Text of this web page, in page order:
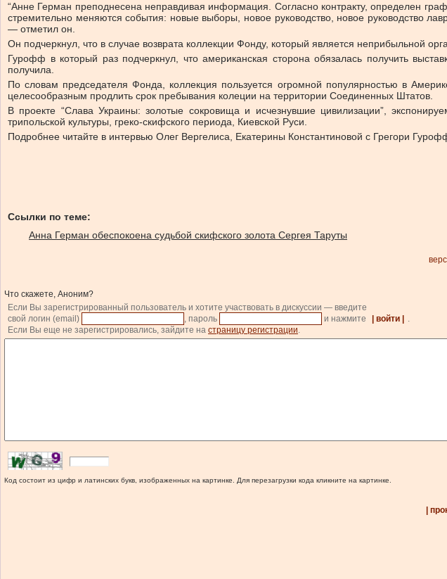
“Анне Герман преподнесена неправдивая информация. Согласно контракту, определен
стремительно меняются события: новые выборы, новое руководство, новое руководство
— отметил он.
Он подчеркнул, что в случае возврата коллекции Фонду, который является неприбыльной
Гурофф в который раз подчеркнул, что американская сторона обязалась получить
получила.
По словам председателя Фонда, коллекция пользуется огромной популярностью в
целесообразным продлить срок пребывания колеции на территории Соединенных Штатов.
В проекте “Слава Украины: золотые сокровища и исчезнувшие цивилизации”,
трипольской культуры, греко-скифского периода, Киевской Руси.
Подробнее читайте в интервью Олег Вергелиса, Екатерины Константиновой с Грегори
Ссылки по теме:
Анна Герман обеспокоена судьбой скифского золота Сергея Таруты
Что скажете, Аноним?
Если Вы зарегистрированный пользователь и хотите участвовать в дискуссии — введите
свой логин (email)
, пароль и нажмите | войти |
.
Если Вы еще не зарегистрировались, зайдите на страницу регистрации.
Код состоит из цифр и латинских букв, изображенных на картинке. Для перезагрузки кода кликните на картинке.
|